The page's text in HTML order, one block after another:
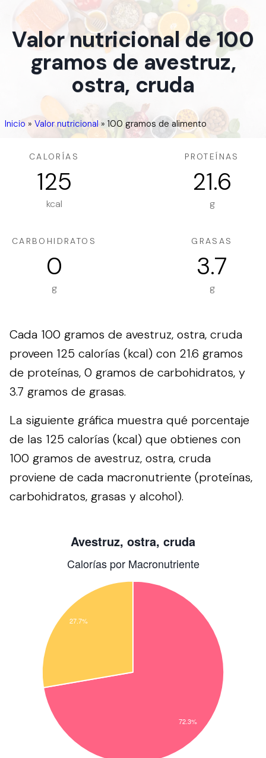
Valor nutricional de 100
gramos de avestruz,
ostra, cruda
Inicio » Valor nutricional» 100 gramos de alimento
CALORÍAS
125
kcal
PROTEÍNAS
21.6
g
CARBOHIDRATOS
0
g
GRASAS
3.7
g
Cada 100 gramos de avestruz, ostra, cruda
proveen 125 calorías (kcal) con 21.6 gramos
de proteínas, 0 gramos de carbohidratos, y
3.7 gramos de grasas.
La siguiente gráfica muestra qué porcentaje
de las 125 calorías (kcal) que obtienes con
100 gramos de avestruz, ostra, cruda
proviene de cada macronutriente (proteínas,
carbohidratos, grasas y alcohol).